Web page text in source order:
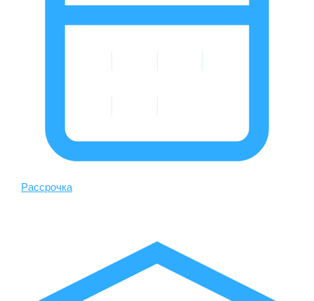
Рассрочка